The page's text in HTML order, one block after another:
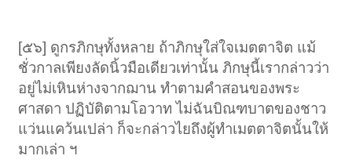
ว่าโบสถ์ต้องพังแน่ แต่ไปถึงใกล้หลังคาโบสถ์เกิดล้มไปทางอื่น เทวดาช่วย
ผลักไปทางอื่น ไม่งั้นต้องช่วยเราสร้างอีก เทวดาต้องเสียเงินให้เรา เทวดา
กลัวเสียเงินเลยช่วยผลักไปทางอื่น ให้รั้วกำแพงแก้วพังไปแค่นั้น ไม่งั้น
อาตมาจะไปฟ้องพระอินทร์ให้เทวดามาช่วยสร้างโบสถ์อยากมาทำทำไม
เทวดากลัวเหมือนกันนะ
เราก็เลยอ่อนใจ ตายจริงขวางทางรถพระประเทียบต้องเข้าทางนี้ พระเณร
ช่วยกันเลื่อยก็ไม่ค่อยเข้า ไม้พิกุล เลื่อยยากเลื่อยเป็นท่อน ๆ เดี๋ยวนี้หายกัน
หมดแล้ว มันเกิดศักดิ์สิทธิ์เขาว่าโคนยังอยู่ เอาไปทำยาได้ ใครมาก็ลักเอา
ไป ๆ เลยเอาไปเรียงไว้ข้างศาลา
[๕๖] ดูกรภิกษุทั้งหลาย ถ้าภิกษุใส่ใจเมตตาจิต แม้
ชั่วกาลเพียงลัดนิ้วมือเดียวเท่านั้น ภิกษุนี้เรากล่าวว่า
อยู่ไม่เหินห่างจากฌาน ทำตามคำสอนของพระ
ศาสดา ปฏิบัติตามโอวาท ไม่ฉันบิณฑบาตของชาว
แว่นแคว้นเปล่า ก็จะกล่าวไยถึงผู้ทำเมตตาจิตนั้นให้
มากเล่า ฯ